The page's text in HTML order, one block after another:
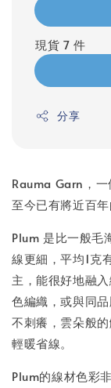
現貨 7 件
分享
Rauma Garn，一
至今已有將近百年
Plum 是比一般毛
線更細，平均1克
主，能很好地融
色編織，或與同
不刺癢，雲朵般
輕暖省線。
Plum的線材色彩